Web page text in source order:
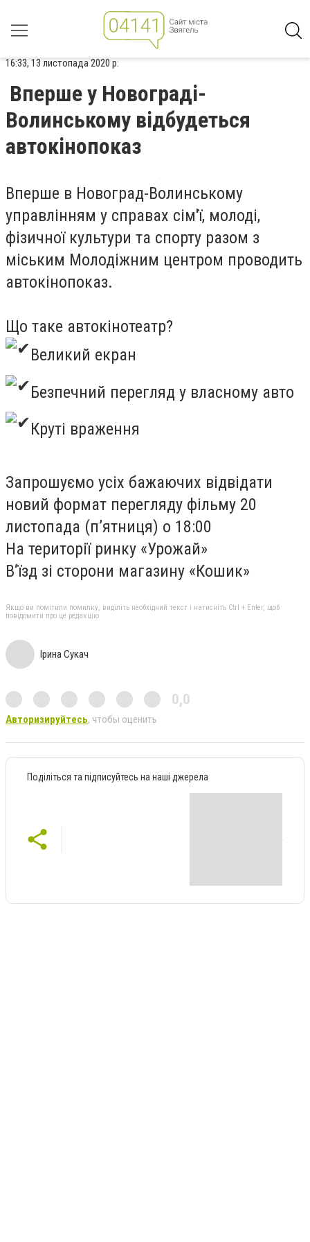
16:33, 13 листопада 2020 р.
Вперше у Новограді-
Волинському відбудеться
автокінопоказ
Вперше в Новоград-Волинському
управлінням у справах сім'ї, молоді,
фізичної культури та спорту разом з
міським Молодіжним центром проводить
автокінопоказ.
Що таке автокінотеатр?
Великий екран
Безпечний перегляд у власному авто
Круті враження
Запрошуємо усіх бажаючих відвідати
новий формат перегляду фільму 20
листопада (п’ятниця) о 18:00
На території ринку «Урожай»
В‘їзд зі сторони магазину «Кошик»
Якщо ви помітили помилку, виділіть необхідний текст і натисніть Ctrl + Enter, щоб
повідомити про це редакцію
Ірина Сукач
0,0
Авторизируйтесь, чтобы оценить
Поділіться та підписуйтесь на наші джерела